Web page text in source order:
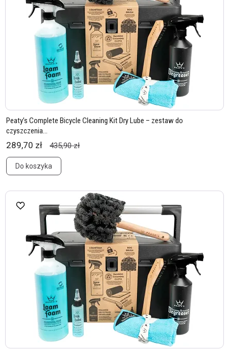
Peaty’s Complete Bicycle Cleaning Kit Dry Lube – zestaw do
czyszczenia...
289,70 zł 435,90 zł
Do koszyka